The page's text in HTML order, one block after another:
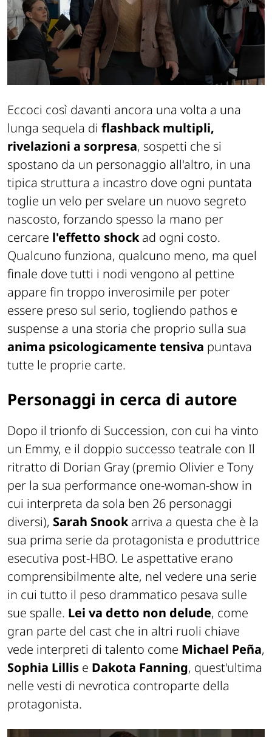
Eccoci così davanti ancora una volta a una
lunga sequela di flashback multipli,
rivelazioni a sorpresa, sospetti che si
spostano da un personaggio all'altro, in una
tipica struttura a incastro dove ogni puntata
toglie un velo per svelare un nuovo segreto
nascosto, forzando spesso la mano per
cercare l'effetto shockad ogni costo.
Qualcuno funziona, qualcuno meno, ma quel
finale dove tutti i nodi vengono al pettine
appare fin troppo inverosimile per poter
essere preso sul serio, togliendo pathos e
suspense a una storia che proprio sulla sua
anima psicologicamente tensiva puntava
tutte le proprie carte.
Personaggi in cerca di autore
Dopo il trionfo di Succession, con cui ha vinto
un Emmy, e il doppio successo teatrale con Il
ritratto di Dorian Gray(premio Olivier e Tony
per la sua performance one-woman-show in
cui interpreta da sola ben 26 personaggi
diversi), Sarah Snookarriva a questa che è la
sua prima serie da protagonista e produttrice
esecutiva post-HBO. Le aspettative erano
comprensibilmente alte, nel vedere una serie
in cui tutto il peso drammatico pesava sulle
sue spalle. Lei va detto non delude, come
gran parte del cast che in altri ruoli chiave
vede interpreti di talento come Michael Peña,
Sophia Lillis e Dakota Fanning, quest'ultima
nelle vesti di nevrotica controparte della
protagonista.